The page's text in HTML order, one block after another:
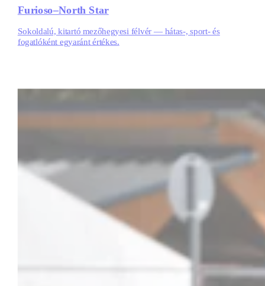
Furioso–North Star
Sokoldalú, kitartó mezőhegyesi félvér — hátas-, sport- és
fogatlóként egyaránt értékes.